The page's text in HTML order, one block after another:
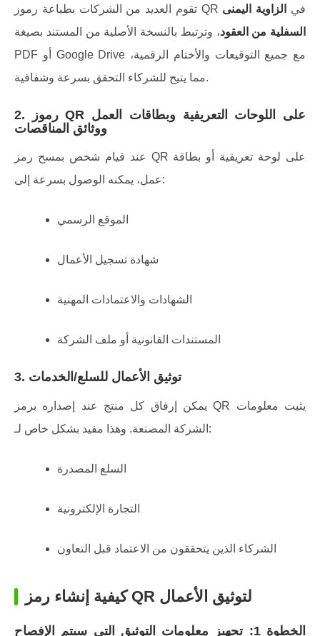
تقوم العديد من الشركات بطباعة رموز QR في
الزاوية اليمنى
السفلية من العقود، وترتبط بالنسخة الأصلية من المستند بصيغة
PDF أو Google Drive مع جميع التوقيعات والأختام الرقمية،
مما يتيح للشركاء التحقق بسرعة وشفافية.
2. رموز QR على اللوحات التعريفية وبطاقات العمل
ووثائق المناقصات
عند قيام شخص بمسح رمز QR على لوحة تعريفية أو بطاقة
عمل، يمكنه الوصول بسرعة إلى:
الموقع الرسمي
شهادة تسجيل الأعمال
الشهادات والاعتمادات المهنية
المستندات القانونية أو ملف الشركة
3. توثيق الأعمال للسلع/الخدمات
يمكن إرفاق كل منتج عند إصداره برمز QR يثبت معلومات
الشركة المصنعة. وهذا مفيد بشكل خاص لـ:
السلع المصدرة
التجارة الإلكترونية
الشركاء الذين يتحققون من الاعتماد قبل التعاون
كيفية إنشاء رمز QR لتوثيق الأعمال
الخطوة 1: تجهيز معلومات التوثيق التي سيتم الإفصاح